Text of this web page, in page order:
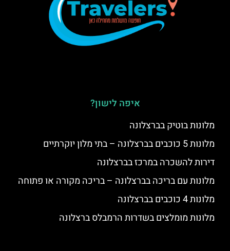
איפה לישון?
מלונות בוטיק בברצלונה
מלונות 5 כוכבים בברצלונה – בתי מלון יוקרתיים
דירות להשכרה במרכז בברצלונה
מלונות עם בריכה בברצלונה – בריכה מקורה או פתוחה
מלונות 4 כוכבים בברצלונה
מלונות מומלצים בשדרות הרמבלס ברצלונה